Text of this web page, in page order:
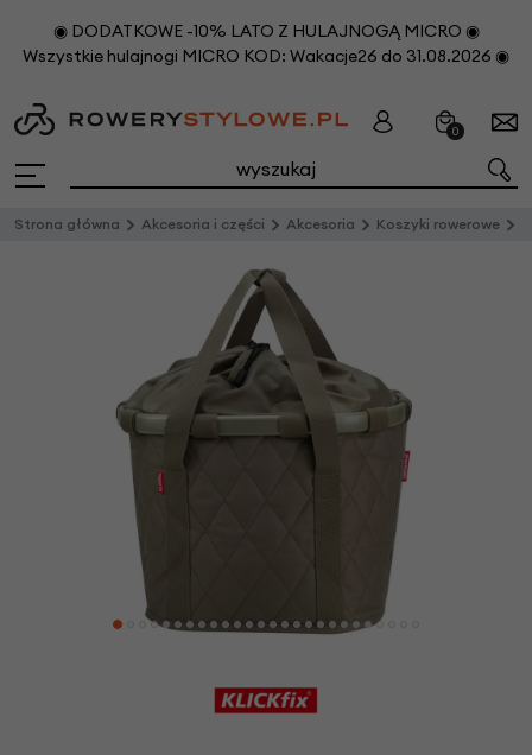
◉ DODATKOWE -10% LATO Z HULAJNOGĄ MICRO ◉
Wszystkie hulajnogi MICRO KOD: Wakacje26 do 31.08.2026 ◉
0
Strona główna Akcesoria i części Akcesoria Koszyki rowerowe